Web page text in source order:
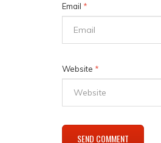
Email *
Website *